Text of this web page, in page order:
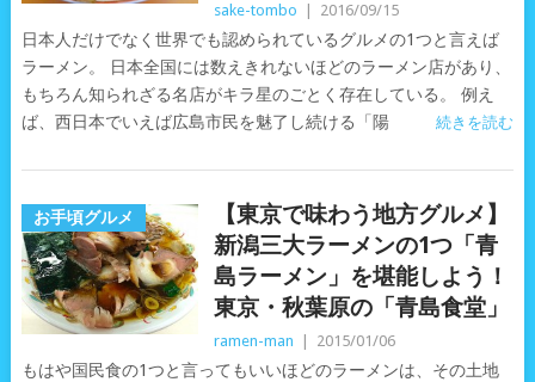
sake-tombo 2016/09/15
日本人だけでなく世界でも認められているグルメの1つと言えば
ラーメン。 日本全国には数えきれないほどのラーメン店があり、
もちろん知られざる名店がキラ星のごとく存在している。 例え
ば、西日本でいえば広島市民を魅了し続ける「陽
続きを読む
お手頃グルメ
【東京で味わう地方グルメ】
新潟三大ラーメンの1つ「青
島ラーメン」を堪能しよう！
東京・秋葉原の「青島食堂」
ramen-man 2015/01/06
もはや国民食の1つと言ってもいいほどのラーメンは、その土地